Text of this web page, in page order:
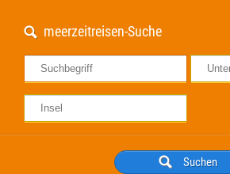
meerzeitreisen-Suche